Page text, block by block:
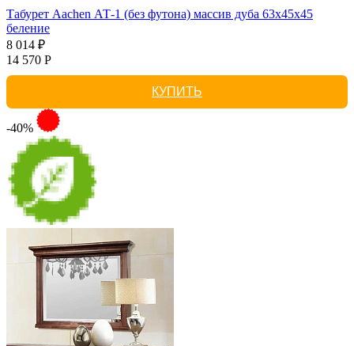
Табурет Aachen АТ-1 (без футона) массив дуба 63х45х45
беление
8 014 ₽
14 570 Р
КУПИТЬ
-40%